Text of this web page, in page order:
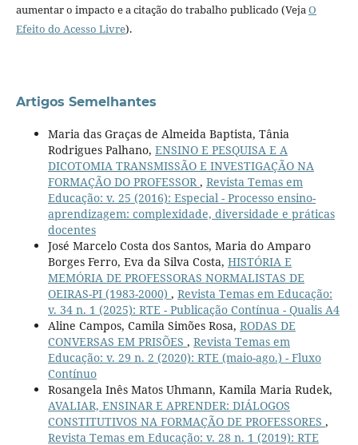
aumentar o impacto e a citação do trabalho publicado (Veja O
Efeito do Acesso Livre).
Artigos Semelhantes
Maria das Graças de Almeida Baptista, Tânia
Rodrigues Palhano, ENSINO E PESQUISA E A
DICOTOMIA TRANSMISSÃO E INVESTIGAÇÃO NA
FORMAÇÃO DO PROFESSOR , Revista Temas em
Educação: v. 25 (2016): Especial - Processo ensino-
aprendizagem: complexidade, diversidade e práticas
docentes
José Marcelo Costa dos Santos, Maria do Amparo
Borges Ferro, Eva da Silva Costa, HISTÓRIA E
MEMÓRIA DE PROFESSORAS NORMALISTAS DE
OEIRAS-PI (1983-2000) , Revista Temas em Educação:
v. 34 n. 1 (2025): RTE - Publicação Contínua - Qualis A4
Aline Campos, Camila Simões Rosa, RODAS DE
CONVERSAS EM PRISÕES , Revista Temas em
Educação: v. 29 n. 2 (2020): RTE (maio-ago.) - Fluxo
Contínuo
Rosangela Inês Matos Uhmann, Kamila Maria Rudek,
AVALIAR, ENSINAR E APRENDER: DIÁLOGOS
CONSTITUTIVOS NA FORMAÇÃO DE PROFESSORES ,
Revista Temas em Educação: v. 28 n. 1 (2019): RTE